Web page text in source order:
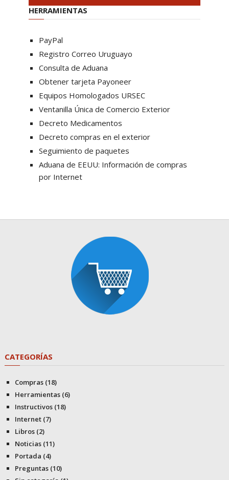
HERRAMIENTAS
PayPal
Registro Correo Uruguayo
Consulta de Aduana
Obtener tarjeta Payoneer
Equipos Homologados URSEC
Ventanilla Única de Comercio Exterior
Decreto Medicamentos
Decreto compras en el exterior
Seguimiento de paquetes
Aduana de EEUU: Información de compras
por Internet
CATEGORÍAS
Compras(18)
Herramientas(6)
Instructivos(18)
Internet(7)
Libros(2)
Noticias(11)
Portada (4)
Preguntas(10)